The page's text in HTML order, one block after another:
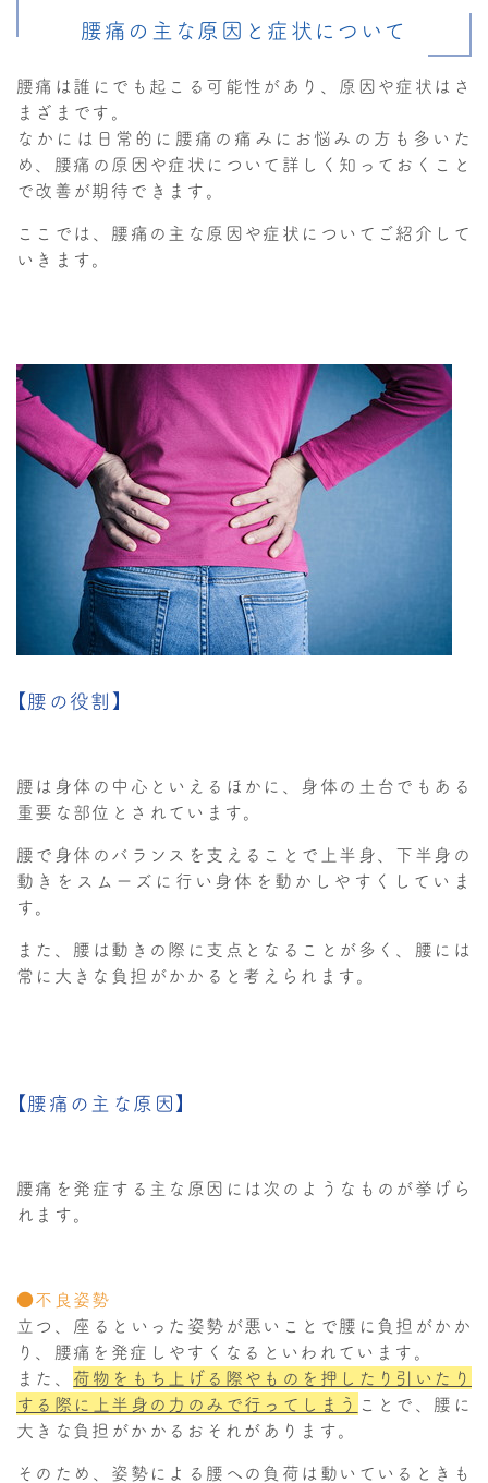
腰痛の主な原因と症状について
腰痛は誰にでも起こる可能性があり、原因や症状はさ
まざまです。
なかには日常的に腰痛の痛みにお悩みの方も多いた
め、腰痛の原因や症状について詳しく知っておくこと
で改善が期待できます。
ここでは、腰痛の主な原因や症状についてご紹介して
いきます。
【腰の役割】
腰は身体の中心といえるほかに、身体の土台でもある
重要な部位とされています。
腰で身体のバランスを支えることで上半身、下半身の
動きをスムーズに行い身体を動かしやすくしていま
す。
また、腰は動きの際に支点となることが多く、腰には
常に大きな負担がかかると考えられます。
【腰痛の主な原因】
腰痛を発症する主な原因には次のようなものが挙げら
れます。
●不良姿勢
立つ、座るといった姿勢が悪いことで腰に負担がかか
り、腰痛を発症しやすくなるといわれています。
また、 荷物をもち上げる際やものを押したり引いたり
する際に上半身の力のみで行ってしまう ことで、腰に
大きな負担がかかるおそれがあります。
そのため、姿勢による腰への負荷は動いているときも